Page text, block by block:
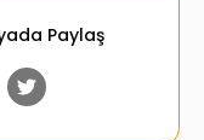
Paylaş